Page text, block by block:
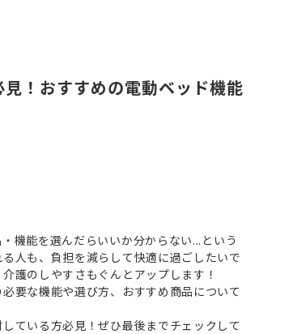
！おすすめの電動ベッド機能
機能を選んだらいいか分からない...という
人も、負担を減らして快適に過ごしたいで
護のしやすさもぐんとアップします！
要な機能や選び方、おすすめ商品について
ている方必見！ぜひ最後までチェックして